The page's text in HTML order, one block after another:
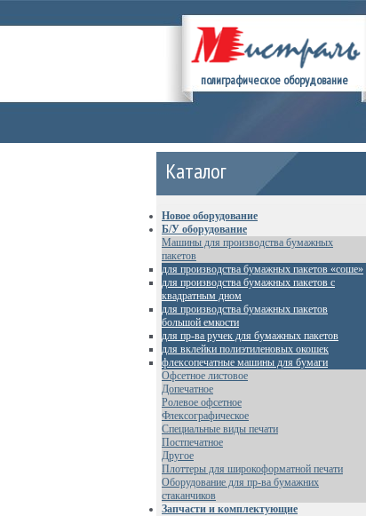
полиграфическое оборудование
Каталог
Новое оборудование
Б/У оборудование
Машины для производства бумажных
пакетов
для производства бумажных пакетов «соше»
для производства бумажных пакетов с
квадратным дном
для производства бумажных пакетов
большой емкости
для пр-ва ручек для бумажных пакетов
для вклейки полиэтиленовых окошек
флексопечатные машины для бумаги
Офсетное листовое
Допечатное
Ролевое офсетное
Флексографическое
Специальные виды печати
Постпечатное
Другое
Плоттеры для широкоформатной печати
Оборудование для пр-ва бумажних
стаканчиков
Запчасти и комплектующие